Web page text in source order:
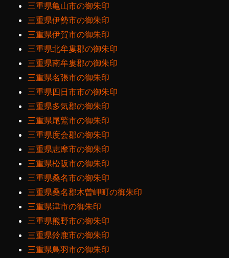
三重県亀山市の御朱印
三重県伊勢市の御朱印
三重県伊賀市の御朱印
三重県北牟婁郡の御朱印
三重県南牟婁郡の御朱印
三重県名張市の御朱印
三重県四日市市の御朱印
三重県多気郡の御朱印
三重県尾鷲市の御朱印
三重県度会郡の御朱印
三重県志摩市の御朱印
三重県松阪市の御朱印
三重県桑名市の御朱印
三重県桑名郡木曽岬町の御朱印
三重県津市の御朱印
三重県熊野市の御朱印
三重県鈴鹿市の御朱印
三重県鳥羽市の御朱印